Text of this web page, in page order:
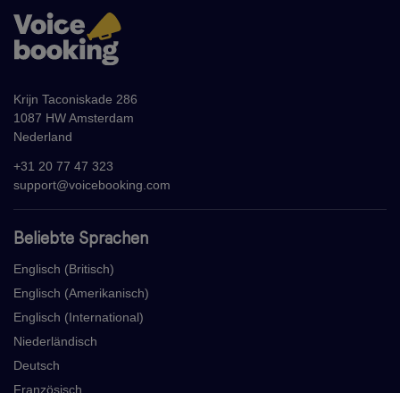
Beliebte Sprachen
Englisch (Britisch)
Englisch (Amerikanisch)
Englisch (International)
Niederländisch
Deutsch
Französisch
Krijn Taconiskade 286
1087 HW Amsterdam
Nederland
+31 20 77 47 323
support@voicebooking.com